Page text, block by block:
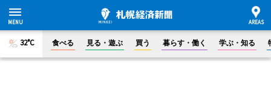
32°C 食べる 見る・遊ぶ 買う 暮らす・働く 学ぶ・知る